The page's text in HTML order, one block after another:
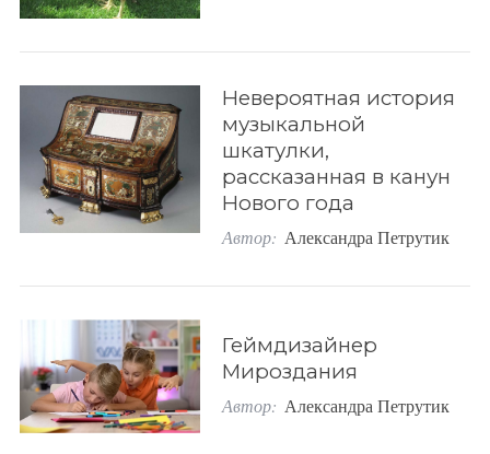
Невероятная история
музыкальной
шкатулки,
рассказанная в канун
Нового года
Автор: Александра Петрутик
Геймдизайнер
Мироздания
Автор: Александра Петрутик
f
: